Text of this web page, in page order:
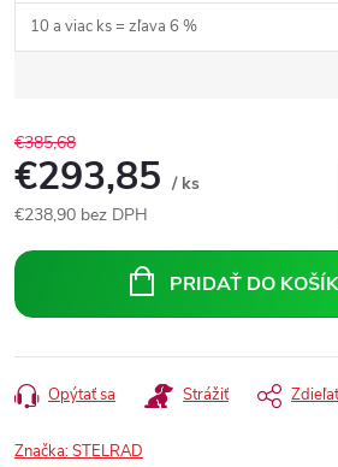
10 a viac ks = zľava 6 %
€385,68
€293,85 / ks
€238,90 bez DPH
cena:
PRIDAŤ DO
Opýtať sa Strážiť Zdieľať
Značka:STELRAD